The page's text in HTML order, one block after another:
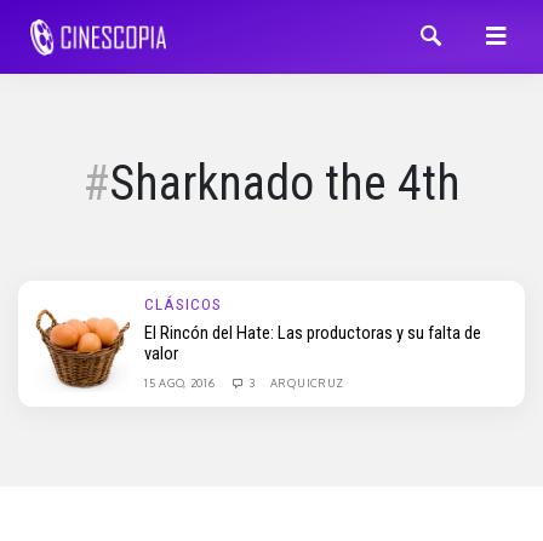
Sharknado the 4th
CLÁSICOS
El Rincón del Hate: Las productoras y su falta de
valor
15 AGO, 2016 3 ARQUICRUZ